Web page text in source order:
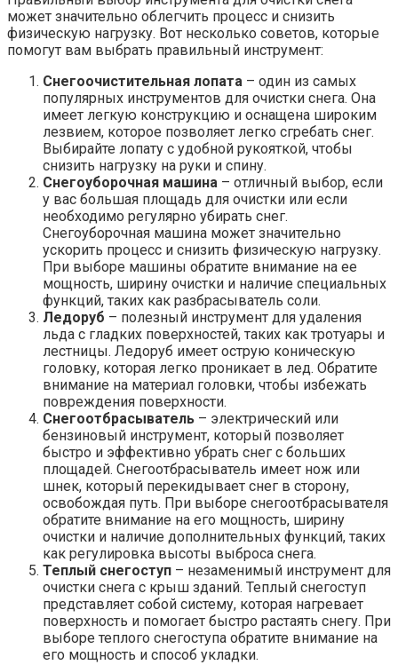
может значительно облегчить процесс и снизить
физическую нагрузку. Вот несколько советов, которые
помогут вам выбрать правильный инструмент:
Снегоочистительная лопата – один из самых
популярных инструментов для очистки снега. Она
имеет легкую конструкцию и оснащена широким
лезвием, которое позволяет легко сгребать снег.
Выбирайте лопату с удобной рукояткой, чтобы
снизить нагрузку на руки и спину.
Снегоуборочная машина – отличный выбор, если
у вас большая площадь для очистки или если
необходимо регулярно убирать снег.
Снегоуборочная машина может значительно
ускорить процесс и снизить физическую нагрузку.
При выборе машины обратите внимание на ее
мощность, ширину очистки и наличие специальных
функций, таких как разбрасыватель соли.
Ледоруб – полезный инструмент для удаления
льда с гладких поверхностей, таких как тротуары и
лестницы. Ледоруб имеет острую коническую
головку, которая легко проникает в лед. Обратите
внимание на материал головки, чтобы избежать
повреждения поверхности.
Снегоотбрасыватель – электрический или
бензиновый инструмент, который позволяет
быстро и эффективно убрать снег с больших
площадей. Снегоотбрасыватель имеет нож или
шнек, который перекидывает снег в сторону,
освобождая путь. При выборе снегоотбрасывателя
обратите внимание на его мощность, ширину
очистки и наличие дополнительных функций, таких
как регулировка высоты выброса снега.
Теплый снегоступ – незаменимый инструмент для
очистки снега с крыш зданий. Теплый снегоступ
представляет собой систему, которая нагревает
поверхность и помогает быстро растаять снегу. При
выборе теплого снегоступа обратите внимание на
его мощность и способ укладки.